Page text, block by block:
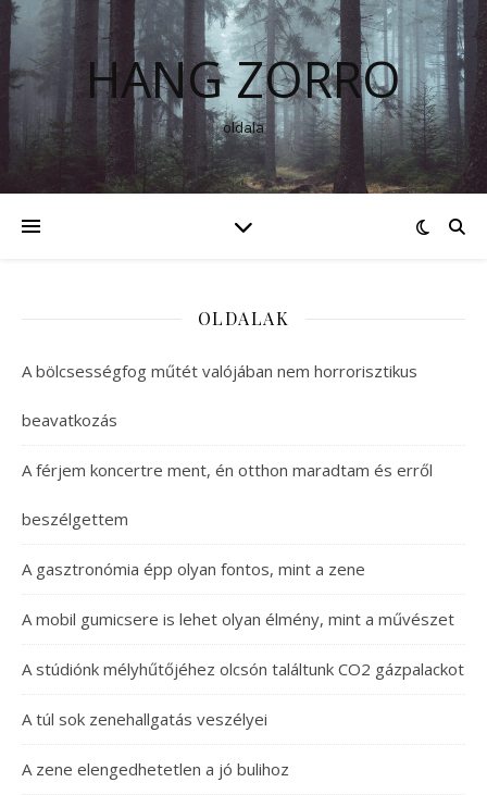
HANG ZORRO
oldala
OLDALAK
A bölcsességfog műtét valójában nem horrorisztikus
beavatkozás
A férjem koncertre ment, én otthon maradtam és erről
beszélgettem
A gasztronómia épp olyan fontos, mint a zene
A mobil gumicsere is lehet olyan élmény, mint a művészet
A stúdiónk mélyhűtőjéhez olcsón találtunk CO2 gázpalackot
A túl sok zenehallgatás veszélyei
A zene elengedhetetlen a jó bulihoz